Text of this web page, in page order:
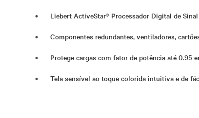
Liebert ActiveStar® Processador Digital de
Componentes redundantes, ventiladores,
Protege cargas com fator de potência até 0.95
Tela sensível ao toque colorida intuitiva e de